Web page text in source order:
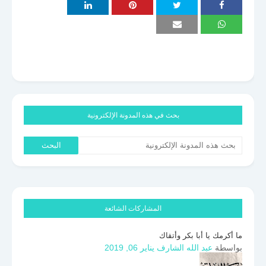
بحث في هذه المدونة الإلكترونية
المشاركات الشائعة
ما أكرمك يا أبا بكر وأتقاك
بواسطة عبد الله الشارف يناير 06, 2019